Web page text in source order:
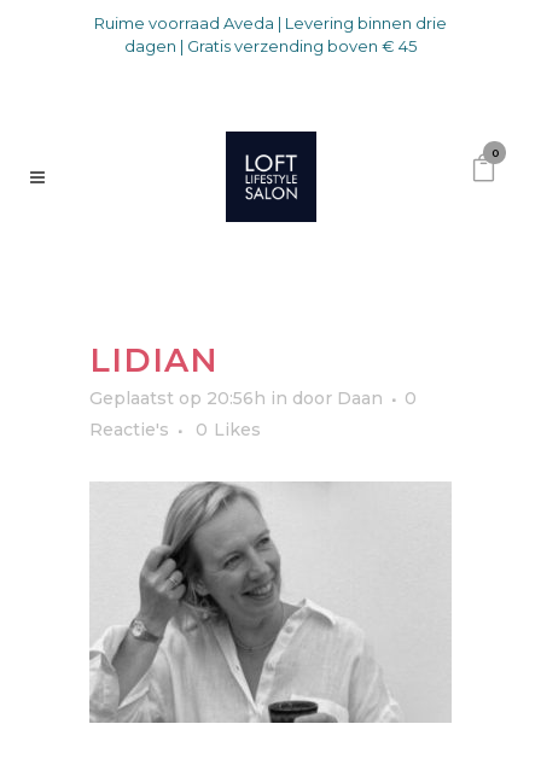
Ruime voorraad Aveda | Levering binnen drie
dagen | Gratis verzending boven € 45
0
LIDIAN
Geplaatst op 20:56h in door Daan
0
Reactie's
0 Likes